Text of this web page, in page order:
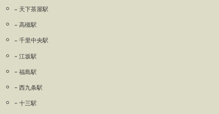
天下茶屋駅
高槻駅
千里中央駅
江坂駅
福島駅
西九条駅
十三駅